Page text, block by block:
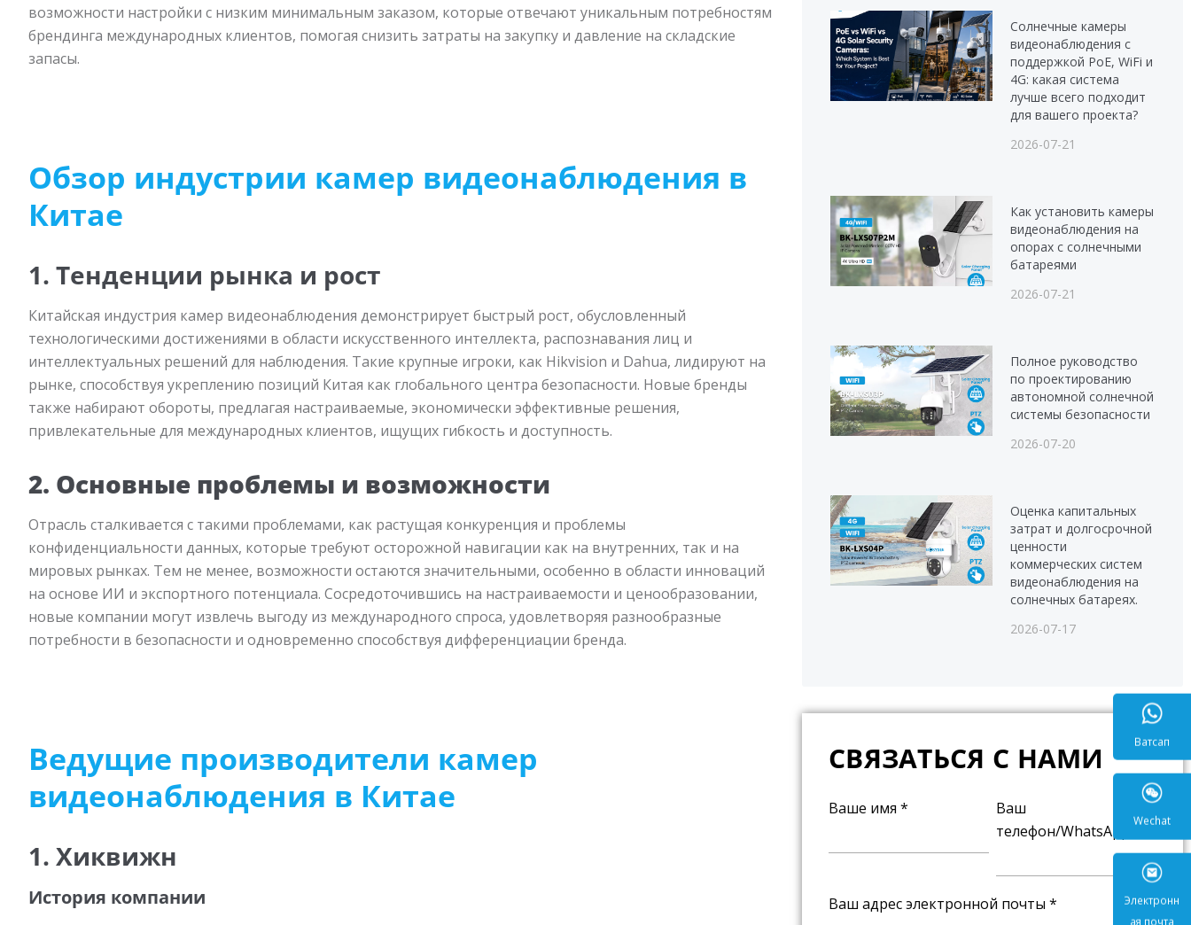
возможности настройки с низким минимальным заказом, которые отвечают уникальным потребностям
брендинга международных клиентов, помогая снизить затраты на закупку и давление на складские
запасы.
Обзор индустрии камер видеонаблюдения в
Китае
1. Тенденции рынка и рост
Китайская индустрия камер видеонаблюдения демонстрирует быстрый рост, обусловленный
технологическими достижениями в области искусственного интеллекта, распознавания лиц и
интеллектуальных решений для наблюдения. Такие крупные игроки, как Hikvision и Dahua, лидируют на
рынке, способствуя укреплению позиций Китая как глобального центра безопасности. Новые бренды
также набирают обороты, предлагая настраиваемые, экономически эффективные решения,
привлекательные для международных клиентов, ищущих гибкость и доступность.
2. Основные проблемы и возможности
Отрасль сталкивается с такими проблемами, как растущая конкуренция и проблемы
конфиденциальности данных, которые требуют осторожной навигации как на внутренних, так и на
мировых рынках. Тем не менее, возможности остаются значительными, особенно в области инноваций
на основе ИИ и экспортного потенциала. Сосредоточившись на настраиваемости и ценообразовании,
новые компании могут извлечь выгоду из международного спроса, удовлетворяя разнообразные
потребности в безопасности и одновременно способствуя дифференциации бренда.
Ведущие производители камер
видеонаблюдения в Китае
1. Хиквижн
История компании
Солнечные камеры
видеонаблюдения с
поддержкой PoE, WiFi и
4G: какая система
лучше всего подходит
для вашего проекта?
2026-07-21
Как установить камеры
видеонаблюдения на
опорах с солнечными
батареями
2026-07-21
Полное руководство
по проектированию
автономной солнечной
системы безопасности
2026-07-20
Оценка капитальных
затрат и долгосрочной
ценности
коммерческих систем
видеонаблюдения на
солнечных батареях.
2026-07-17
СВЯЗАТЬСЯ С НАМИ
Ваше имя *
Ваш
телефон/WhatsApp
*
Ваш адрес электронной почты *